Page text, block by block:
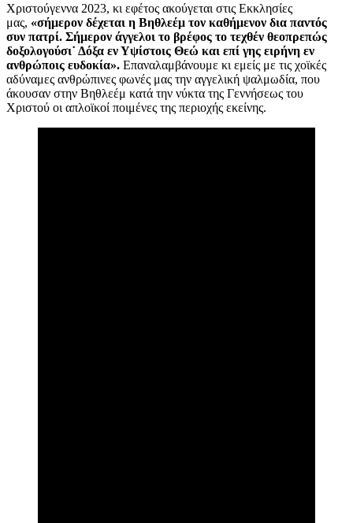
Χριστούγεννα 2023, κι εφέτος ακούγεται στις Εκκλησίες
μας, «σήμερον δέχεται η Βηθλεέμ τον καθήμενον δια παντός
συν πατρί. Σήμερον άγγελοι το βρέφος το τεχθέν θεοπρεπώς
δοξολογούσι˙ Δόξα εν Υψίστοις Θεώ και επί γης ειρήνη εν
ανθρώποις ευδοκία». Επαναλαμβάνουμε κι εμείς με τις χοϊκές
αδύναμες ανθρώπινες φωνές μας την αγγελική ψαλμωδία, που
άκουσαν στην Βηθλεέμ κατά την νύκτα της Γεννήσεως του
Χριστού οι απλοϊκοί ποιμένες της περιοχής εκείνης.